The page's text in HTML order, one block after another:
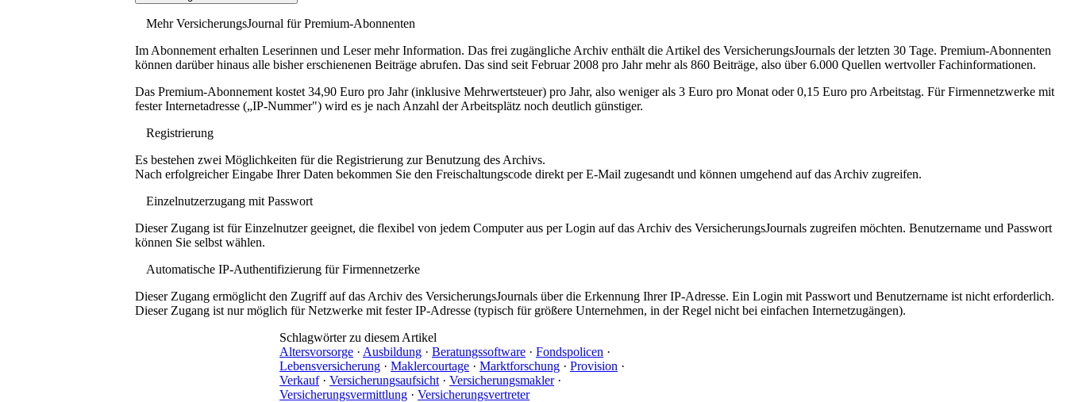
Mehr VersicherungsJournal für Premium-Abonnenten
Im Abonnement erhalten Leserinnen und Leser mehr Information. Das frei zugängliche Archiv enthält die Artikel des VersicherungsJournals der letzten 30 Tage. Premium-Abonnenten
können darüber hinaus alle bisher erschienenen Beiträge abrufen. Das sind seit Februar 2008 pro Jahr mehr als 860 Beiträge, also über 6.000 Quellen wertvoller Fachinformationen.
Das Premium-Abonnement kostet 34,90 Euro pro Jahr (inklusive Mehrwertsteuer) pro Jahr, also weniger als 3 Euro pro Monat oder 0,15 Euro pro Arbeitstag. Für Firmennetzwerke mit
fester Internetadresse („IP-Nummer") wird es je nach Anzahl der Arbeitsplätz noch deutlich günstiger.
Registrierung
Es bestehen zwei Möglichkeiten für die Registrierung zur Benutzung des Archivs.
Nach erfolgreicher Eingabe Ihrer Daten bekommen Sie den Freischaltungscode direkt per E-Mail zugesandt und können umgehend auf das Archiv zugreifen.
Einzelnutzerzugang mit Passwort
Dieser Zugang ist für Einzelnutzer geeignet, die flexibel von jedem Computer aus per Login auf das Archiv des VersicherungsJournals zugreifen möchten. Benutzername und Passwort
können Sie selbst wählen.
Automatische IP-Authentifizierung für Firmennetzerke
Dieser Zugang ermöglicht den Zugriff auf das Archiv des VersicherungsJournals über die Erkennung Ihrer IP-Adresse. Ein Login mit Passwort und Benutzername ist nicht erforderlich.
Dieser Zugang ist nur möglich für Netzwerke mit fester IP-Adresse (typisch für größere Unternehmen, in der Regel nicht bei einfachen Internetzugängen).
Schlagwörter zu diesem Artikel
Altersvorsorge · Ausbildung · Beratungssoftware · Fondspolicen ·
Lebensversicherung · Maklercourtage · Marktforschung · Provision ·
Verkauf· Versicherungsaufsicht · Versicherungsmakler·
Versicherungsvermittlung · Versicherungsvertreter